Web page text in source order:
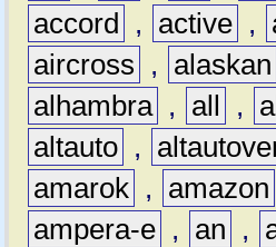
accord
, active ,
aircross
, alaskan
alhambra , all ,
altauto ,
amarok , amazon
ampera-e , an ,